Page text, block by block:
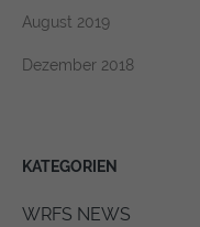
August 2019
Dezember 2018
KATEGORIEN
WRFS NEWS